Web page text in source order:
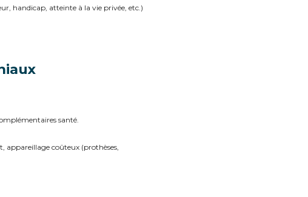
handicap, atteinte à la vie privée, etc.)
santé.
appareillage coûteux (prothèses,